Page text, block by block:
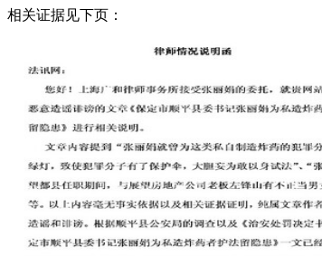
相关证据见下页：